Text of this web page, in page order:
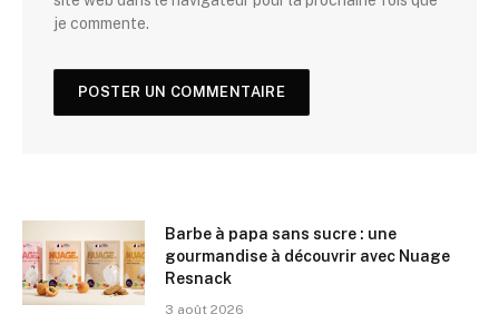
je commente.
Barbe à papa sans sucre : une
gourmandise à découvrir avec Nuage
Resnack
3 août 2026